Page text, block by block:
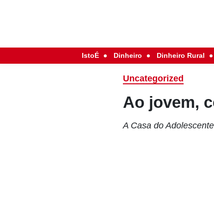
IstoÉ Dinheiro Dinheiro Rural
Uncategorized
Ao jovem,
A Casa do